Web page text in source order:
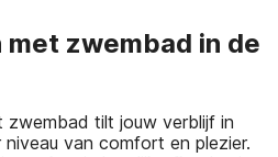
zwembad in de
zwembad tilt jouw verblijf in
niveau van comfort en plezier.